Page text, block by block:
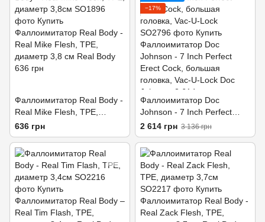
Фаллоимитатор Real Body -
Real Mike Flesh, TPE,
диаметр 3,8см
636 грн
−17%
Фаллоимитатор Doc
Johnson - 7 Inch Perfect
Erect Cock, большая
головка, Vac-U-Lock
2 614 грн 3 136 грн